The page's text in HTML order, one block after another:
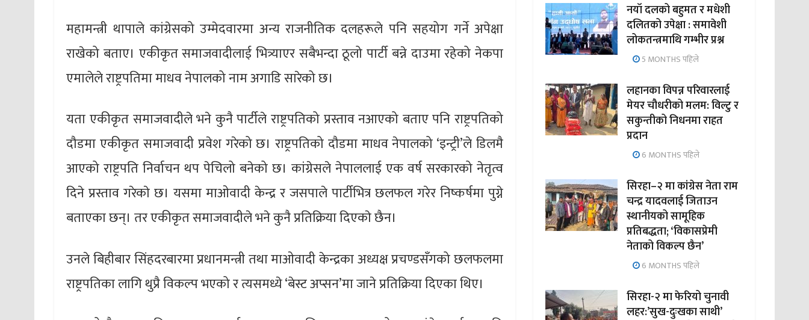
महामन्त्री थापाले कांग्रेसको उम्मेदवारमा अन्य राजनीतिक दलहरूले पनि सहयोग गर्ने अपेक्षा
राखेको बताए। एकीकृत समाजवादीलाई भित्र्याएर सबैभन्दा ठूलो पार्टी बन्ने दाउमा रहेको नेकपा
एमालेले राष्ट्रपतिमा माधव नेपालको नाम अगाडि सारेको छ।
यता एकीकृत समाजवादीले भने कुनै पार्टीले राष्ट्रपतिको प्रस्ताव नआएको बताए पनि राष्ट्रपतिको
दौडमा एकीकृत समाजवादी प्रवेश गरेको छ। राष्ट्रपतिको दौडमा माधव नेपालको ‘इन्ट्री’ले डिलमै
आएको राष्ट्रपति निर्वाचन थप पेचिलो बनेको छ। कांग्रेसले नेपाललाई एक वर्ष सरकारको नेतृत्व
दिने प्रस्ताव गरेकाे छ। यसमा माओवादी केन्द्र र जसपाले पार्टीभित्र छलफल गरेर निष्कर्षमा पुग्ने
बताएका छन्। तर एकीकृत समाजवादीले भने कुनै प्रतिक्रिया दिएकाे छैन।
उनले बिहीबार सिंहदरबारमा प्रधानमन्त्री तथा माओवादी केन्द्रका अध्यक्ष प्रचण्डसँगको छलफलमा
राष्ट्रपतिका लागि थुप्रै विकल्प भएको र त्यसमध्ये ‘बेस्ट अप्सन’मा जाने प्रतिक्रिया दिएका थिए।
नयाँ दलको बहुमत र मधेशी
दलितको उपेक्षा : समावेशी
लोकतन्त्रमाथि गम्भीर प्रश्न
5 MONTHS पहिले
लहानका विपन्न परिवारलाई
मेयर चौधरीको मलम: विल्टु र
सकुन्तीको निधनमा राहत
प्रदान
6 MONTHS पहिले
सिरहा–२ मा कांग्रेस नेता राम
चन्द्र यादवलाई जिताउन
स्थानीयको सामूहिक
प्रतिबद्धता; ‘विकासप्रेमी
नेताको विकल्प छैन’
6 MONTHS पहिले
सिरहा-२ मा फेरियो चुनावी
लहर:’सुख-दुःखका साथी’